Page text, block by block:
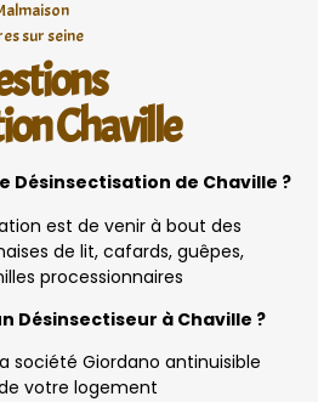
sur seine
Chaville
Désinsectisation de Chaville ?
est de venir à bout des
de lit, cafards, guêpes,
processionnaires
Désinsectiseur à Chaville ?
société Giordano antinuisible
votre logement